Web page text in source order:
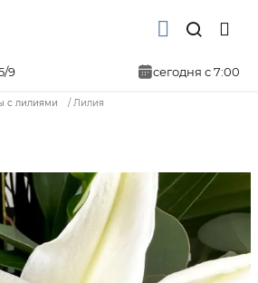
9 сегодня с 7:00
с лилиями Лилия